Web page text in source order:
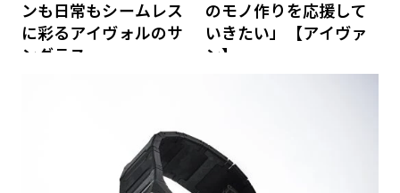
ンも日常もシームレス
に彩るアイヴォルのサ
ングラス
のモノ作りを応援して
いきたい」【アイヴァ
ン】